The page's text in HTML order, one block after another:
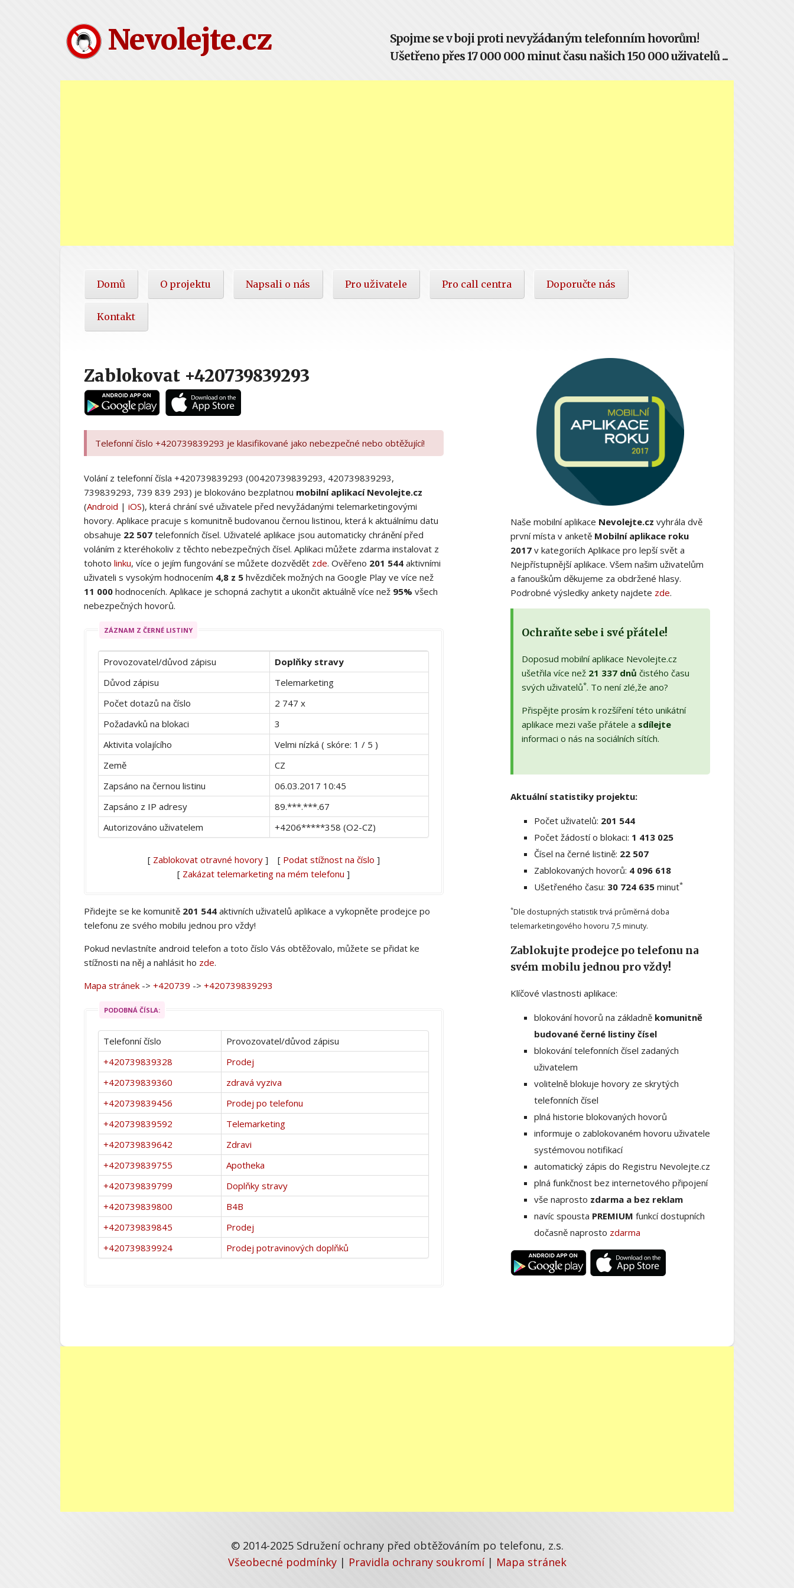
Nevolejte.cz
Spojme se v boji proti nevyžádaným telefonním hovorům!
Ušetřeno přes 17 000 000 minut času našich 150 000 uživatelů ...
Domů O projektu Napsali o nás Pro uživatele Pro call centra Doporučte nás
Kontakt
Zablokovat +420739839293
Telefonní číslo +420739839293 je klasifikované jako nebezpečné nebo obtěžující!
Volání z telefonní čísla +420739839293 (00420739839293, 420739839293,
739839293, 739 839 293) je blokováno bezplatnou mobilní aplikací Nevolejte.cz
(Android | iOS), která chrání své uživatele před nevyžádanými telemarketingovými
hovory. Aplikace pracuje s komunitně budovanou černou listinou, která k aktuálnímu datu
obsahuje 22 507 telefonních čísel. Uživatelé aplikace jsou automaticky chránění před
voláním z kteréhokoliv z těchto nebezpečných čísel. Aplikaci můžete zdarma instalovat z
tohoto linku, více o jejím fungování se můžete dozvědět zde. Ověřeno 201 544 aktivními
uživateli s vysokým hodnocením 4,8 z 5 hvězdiček možných na Google Play ve více než
11 000 hodnoceních. Aplikace je schopná zachytit a ukončit aktuálně více než 95% všech
nebezpečných hovorů.
ZÁZNAM Z ČERNÉ LISTINY
Provozovatel/důvod zápisu
Doplňky stravy
Důvod zápisu
Telemarketing
Počet dotazů na číslo
2 747 x
Požadavků na blokaci
3
Aktivita volajícího
Velmi nízká ( skóre: 1 / 5 )
Země
CZ
Zapsáno na černou listinu
06.03.2017 10:45
Zapsáno z IP adresy
89.***.***.67
Autorizováno uživatelem
+4206*****358 (O2-CZ)
[ Zablokovat otravné hovory] [ Podat stížnost na číslo ]
[ Zakázat telemarketing na mém telefonu ]
Přidejte se ke komunitě 201 544 aktivních uživatelů aplikace a vykopněte prodejce po
telefonu ze svého mobilu jednou pro vždy!
Pokud nevlastníte android telefon a toto číslo Vás obtěžovalo, můžete se přidat ke
stížnosti na něj a nahlásit ho zde.
Mapa stránek -> +420739 -> +420739839293
PODOBNÁ ČÍSLA:
Telefonní číslo
Provozovatel/důvod zápisu
+420739839328
Prodej
+420739839360
zdravá vyziva
+420739839456
Prodej po telefonu
+420739839592
Telemarketing
+420739839642
Zdravi
+420739839755
Apotheka
+420739839799
Doplňky stravy
+420739839800
B4B
+420739839845
Prodej
+420739839924
Prodej potravinových doplňků
Naše mobilní aplikace Nevolejte.cz vyhrála dvě
první místa v anketě Mobilní aplikace roku
2017v kategoriích Aplikace pro lepší svět a
Nejpřístupnější aplikace. Všem našim uživatelům
a fanouškům děkujeme za obdržené hlasy.
Podrobné výsledky ankety najdete zde.
Ochraňte sebe i své přátele!
Doposud mobilní aplikace Nevolejte.cz
ušetřila více než 21 337 dnů čistého času
svých uživatelů*. To není zlé,že ano?
Přispějte prosím k rozšíření této unikátní
aplikace mezi vaše přátele a sdílejte
informaci o nás na sociálních sítích.
Aktuální statistiky projektu:
Počet uživatelů: 201 544
Počet žádostí o blokaci: 1 413 025
Čísel na černé listině: 22 507
Zablokovaných hovorů: 4 096 618
Ušetřeného času: 30 724 635minut*
*Dle dostupných statistik trvá průměrná doba
telemarketingového hovoru 7,5 minuty.
Zablokujte prodejce po telefonu na
svém mobilu jednou pro vždy!
Klíčové vlastnosti aplikace:
blokování hovorů na základně komunitně
budované černé listiny čísel
blokování telefonních čísel zadaných
uživatelem
volitelně blokuje hovory ze skrytých
telefonních čísel
plná historie blokovaných hovorů
informuje o zablokovaném hovoru uživatele
systémovou notifikací
automatický zápis do Registru Nevolejte.cz
plná funkčnost bez internetového připojení
vše naprosto zdarma a bez reklam
navíc spousta PREMIUM funkcí dostupních
dočasně naprosto zdarma
© 2014-2025 Sdružení ochrany před obtěžováním po telefonu, z.s.
Všeobecné podmínky | Pravidla ochrany soukromí | Mapa stránek